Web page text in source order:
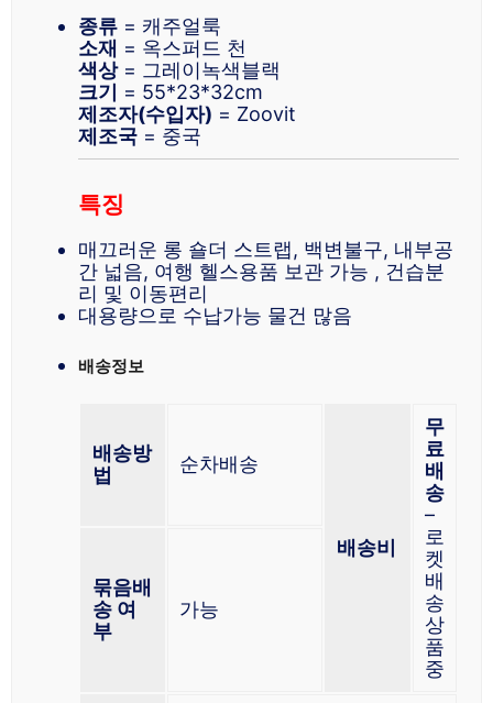
종류 = 캐주얼룩
소재 = 옥스퍼드 천
색상= 그레이녹색블랙
크기 = 55*23*32cm
제조자(수입자) = Zoovit
제조국 = 중국
특징
매끄러운 롱 숄더 스트랩, 백변불구, 내부공
간 넓음, 여행 헬스용품 보관 가능 , 건습분
리 및 이동편리
대용량으로 수납가능 물건 많음
배송정보
배송방
법
순차배송
배송비
무
료
배
송
–
로
켓
배
송
상
품
중
묶음배
송 여
부
가능